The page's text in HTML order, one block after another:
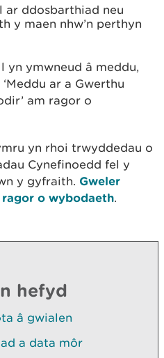
ar ddosbarthiad neu
y maen nhw’n perthyn
yn ymwneud â meddu,
ar a Gwerthu
am ragor o
yn rhoi trwyddedau o
Cynefinoedd fel y
y gyfraith. Gweler
ragor o wybodaeth.
hefyd
â gwialen
a data môr